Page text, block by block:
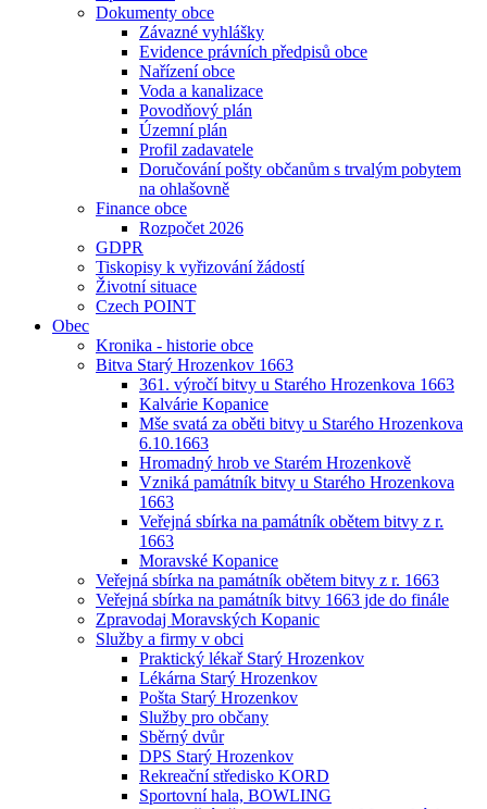
Dokumenty obce
Závazné vyhlášky
Evidence právních předpisů obce
Nařízení obce
Voda a kanalizace
Povodňový plán
Územní plán
Profil zadavatele
Doručování pošty občanům s trvalým pobytem
na ohlašovně
Finance obce
Rozpočet 2026
GDPR
Tiskopisy k vyřizování žádostí
Životní situace
Czech POINT
Obec
Kronika - historie obce
Bitva Starý Hrozenkov 1663
361. výročí bitvy u Starého Hrozenkova 1663
Kalvárie Kopanice
Mše svatá za oběti bitvy u Starého Hrozenkova
6.10.1663
Hromadný hrob ve Starém Hrozenkově
Vzniká památník bitvy u Starého Hrozenkova
1663
Veřejná sbírka na památník obětem bitvy z r.
1663
Moravské Kopanice
Veřejná sbírka na památník obětem bitvy z r. 1663
Veřejná sbírka na památník bitvy 1663 jde do finále
Zpravodaj Moravských Kopanic
Služby a firmy v obci
Praktický lékař Starý Hrozenkov
Lékárna Starý Hrozenkov
Pošta Starý Hrozenkov
Služby pro občany
Sběrný dvůr
DPS Starý Hrozenkov
Rekreační středisko KORD
Sportovní hala, BOWLING